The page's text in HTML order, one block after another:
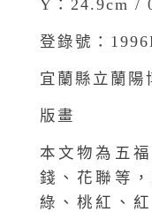
Y：24.9cm /
登錄號：
宜蘭縣立蘭陽
版畫
本文物為五
錢、花聯等
綠、桃紅、